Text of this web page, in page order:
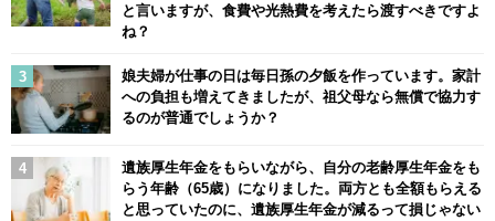
と言いますが、食費や光熱費を考えたら渡すべきですよ
ね？
娘夫婦が仕事の日は毎日孫の夕飯を作っています。家計
への負担も増えてきましたが、祖父母なら無償で協力す
るのが普通でしょうか？
遺族厚生年金をもらいながら、自分の老齢厚生年金をも
らう年齢（65歳）になりました。両方とも全額もらえる
と思っていたのに、遺族厚生年金が減るって損じゃない